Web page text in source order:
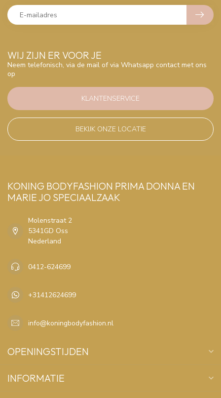
WIJ ZIJN ER VOOR JE
Neem telefonisch, via de mail of via Whatsapp contact met ons
op
KLANTENSERVICE
BEKIJK ONZE LOCATIE
KONING BODYFASHION PRIMA DONNA EN
MARIE JO SPECIAALZAAK
Molenstraat 2
5341GD Oss
Nederland
0412-624699
+31412624699
info@koningbodyfashion.nl
OPENINGSTIJDEN
INFORMATIE